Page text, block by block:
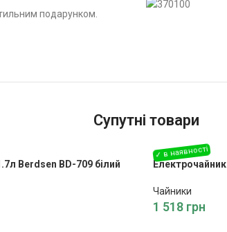
подарунком.
Супутні товари
Berdsen BD-709 білий
Чайники
1 518 грн